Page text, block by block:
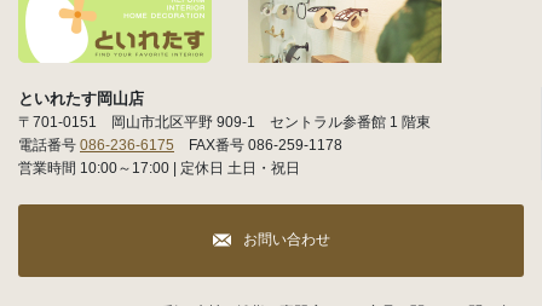
といれたす岡山店
〒701-0151 岡山市北区平野 909-1 セントラル参番館 1 階東
電話番号 086-236-6175 FAX番号 086-259-1178
営業時間 10:00～17:00 | 定休日 土日・祝日
お問い合わせ